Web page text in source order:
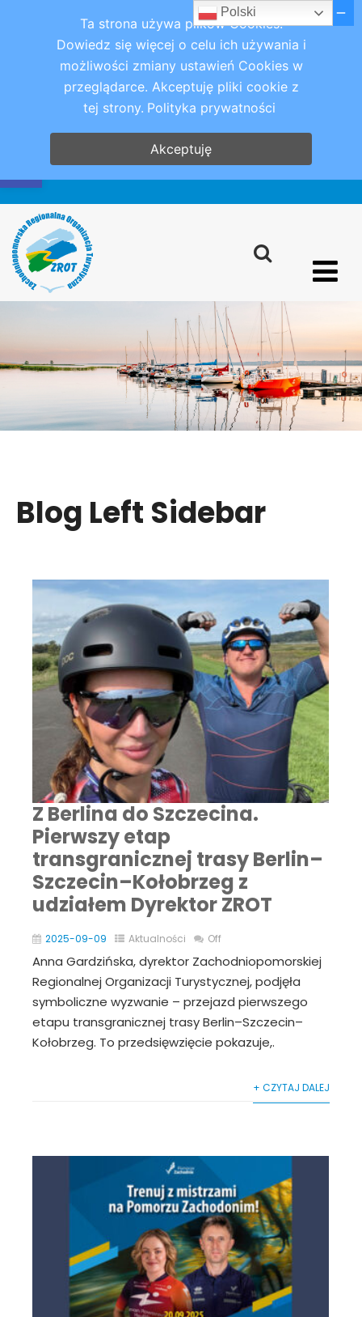
Otwórz pasek narzędzi
Blog Left Sidebar
Z Berlina do Szczecina.
Pierwszy etap
transgranicznej trasy Berlin–
Szczecin–Kołobrzeg z
udziałem Dyrektor ZROT
2025-09-09 Aktualności Off
Anna Gardzińska, dyrektor Zachodniopomorskiej
Regionalnej Organizacji Turystycznej, podjęła
symboliczne wyzwanie – przejazd pierwszego
etapu transgranicznej trasy Berlin–Szczecin–
Kołobrzeg. To przedsięwzięcie pokazuje,.
+ CZYTAJ DALEJ
Polski
Ta strona używa plików Cookies.
Dowiedz się więcej o celu ich używania i
możliwości zmiany ustawień Cookies w
przeglądarce. Akceptuję pliki cookie z
tej strony. Polityka prywatności
Akceptuję